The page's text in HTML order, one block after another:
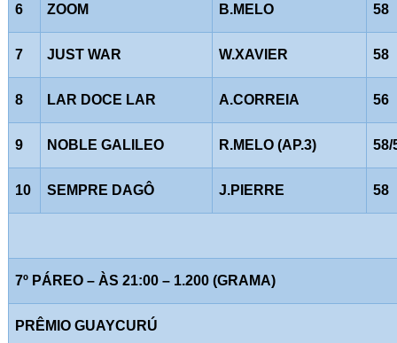
6 ZOOM B.MELO 58
7 JUST WAR W.XAVIER 58
8 LAR DOCE LAR A.CORREIA 56
9 NOBLE GALILEO R.MELO (AP.3) 58/
10 SEMPRE DAGÔ J.PIERRE 58
7º PÁREO – ÀS 21:00 – 1.200 (GRAMA)
PRÊMIO GUAYCURÚ